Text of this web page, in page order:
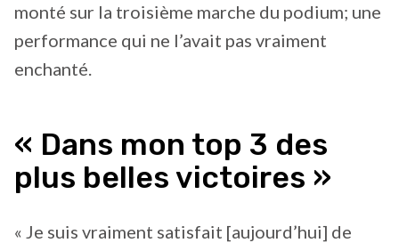
monté sur la troisième marche du podium; une
performance qui ne l’avait pas vraiment
enchanté.
« Dans mon top 3 des
plus belles victoires »
« Je suis vraiment satisfait [aujourd’hui] de